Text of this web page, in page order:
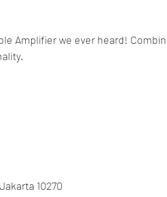
Amplifier we ever heard!
10270